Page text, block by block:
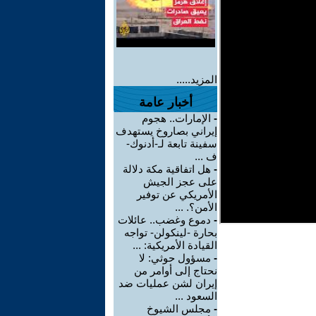
المزيد.....
أخبار عامة
- الإمارات.. هجوم
إيراني بصاروخ يستهدف
سفينة تابعة لـ-أدنوك-
ف ...
- هل اتفاقية مكة دلالة
على عجز الجيش
الأمريكي عن توفير
الأمن؟. ...
- دموع وغضب.. عائلات
بحارة -لينكولن- تواجه
القيادة الأمريكية: ...
- مسؤول حوثي: لا
نحتاج إلى أوامر من
إيران لشن عمليات ضد
السعود ...
- مجلس الشيوخ